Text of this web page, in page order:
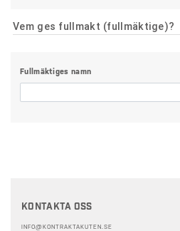
Vem ges fullmakt (fullmäktige)?
Fullmäktiges namn
Kontakta oss
INFO@KONTRAKTAKUTEN.SE